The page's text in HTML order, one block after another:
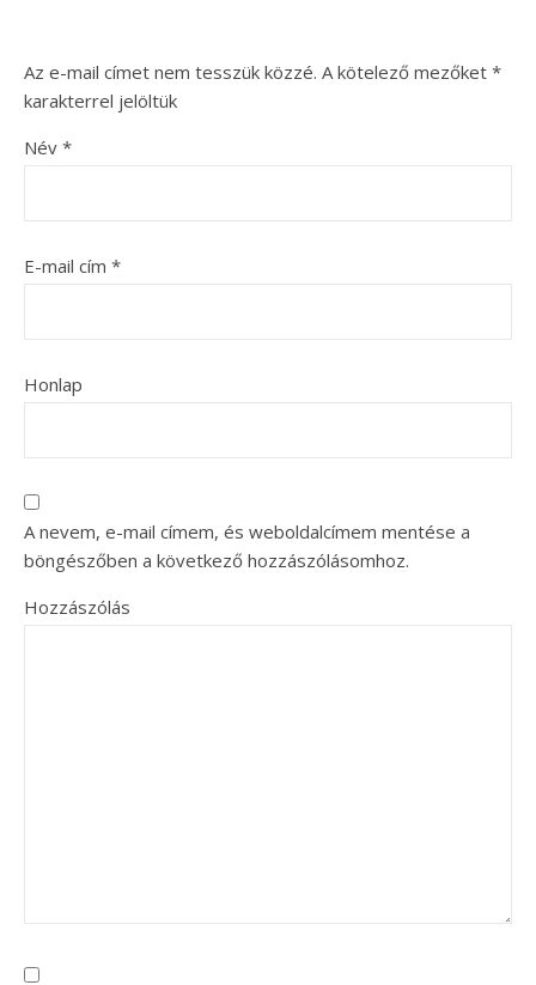
Az e-mail címet nem tesszük közzé. A kötelező mezőket *
karakterrel jelöltük
Név *
E-mail cím *
Honlap
A nevem, e-mail címem, és weboldalcímem mentése a
böngészőben a következő hozzászólásomhoz.
Hozzászólás